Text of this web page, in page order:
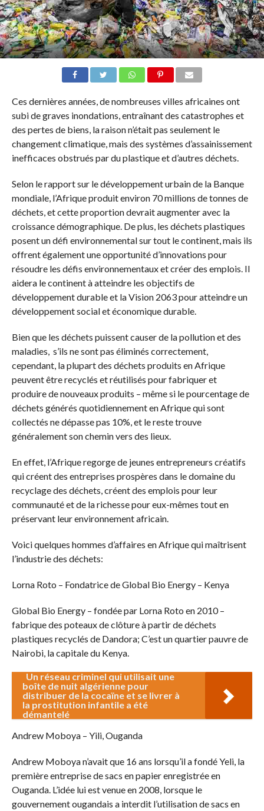
Ces dernières années, de nombreuses villes africaines ont
subi de graves inondations, entraînant des catastrophes et
des pertes de biens, la raison n’était pas seulement le
changement climatique, mais des systèmes d’assainissement
inefficaces obstrués par du plastique et d’autres déchets.
Selon le rapport sur le développement urbain de la Banque
mondiale, l’Afrique produit environ 70 millions de tonnes de
déchets, et cette proportion devrait augmenter avec la
croissance démographique. De plus, les déchets plastiques
posent un défi environnemental sur tout le continent, mais ils
offrent également une opportunité d’innovations pour
résoudre les défis environnementaux et créer des emplois. Il
aidera le continent à atteindre les objectifs de
développement durable et la Vision 2063 pour atteindre un
développement social et économique durable.
Bien que les déchets puissent causer de la pollution et des
maladies, s’ils ne sont pas éliminés correctement,
cependant, la plupart des déchets produits en Afrique
peuvent être recyclés et réutilisés pour fabriquer et
produire de nouveaux produits – même si le pourcentage de
déchets générés quotidiennement en Afrique qui sont
collectés ne dépasse pas 10%, et le reste trouve
généralement son chemin vers des lieux.
En effet, l’Afrique regorge de jeunes entrepreneurs créatifs
qui créent des entreprises prospères dans le domaine du
recyclage des déchets, créent des emplois pour leur
communauté et de la richesse pour eux-mêmes tout en
préservant leur environnement africain.
Voici quelques hommes d’affaires en Afrique qui maîtrisent
l’industrie des déchets:
Lorna Roto – Fondatrice de Global Bio Energy – Kenya
Global Bio Energy – fondée par Lorna Roto en 2010 –
fabrique des poteaux de clôture à partir de déchets
plastiques recyclés de Dandora; C’est un quartier pauvre de
Nairobi, la capitale du Kenya.
Un réseau criminel qui utilisait une
boîte de nuit algérienne pour
distribuer de la cocaïne et se livrer à
la prostitution infantile a été
démantelé
Andrew Moboya – Yili, Ouganda
Andrew Moboya n’avait que 16 ans lorsqu’il a fondé Yeli, la
première entreprise de sacs en papier enregistrée en
Ouganda. L’idée lui est venue en 2008, lorsque le
gouvernement ougandais a interdit l’utilisation de sacs en